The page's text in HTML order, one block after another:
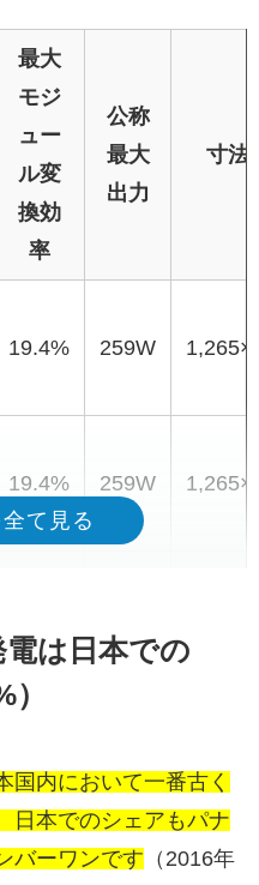
最大
モジ
ュー
ル変
換効
率
公称
最大
出力
寸法
19.4% 259W
19.4% 259W
は日本での
国内において一番古く
日本でのシェアもパナ
バーワンです （2016年